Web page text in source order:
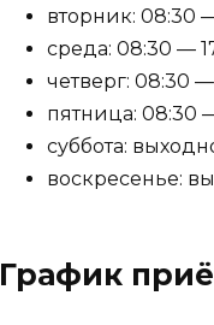
вторник: 08:30
среда: 08:30 —
четверг: 08:30
пятница: 08:30
суббота:
воскресенье:
График